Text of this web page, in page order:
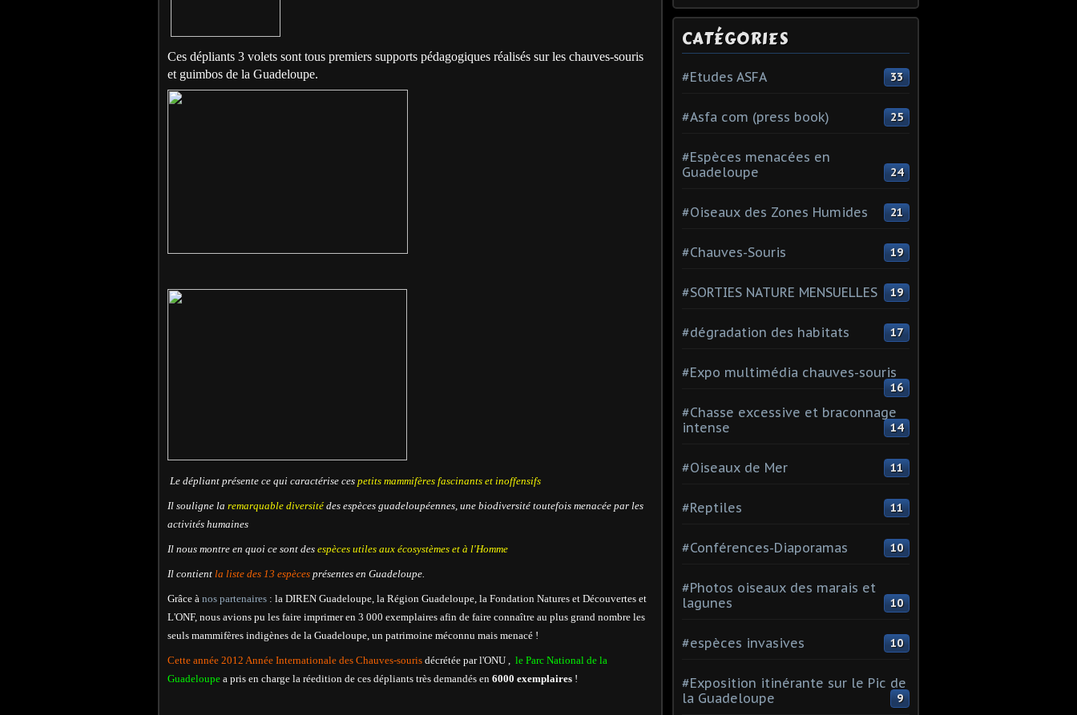
Ces dépliants 3 volets sont tous premiers supports pédagogiques réalisés sur les chauves-souris
et guimbos de la Guadeloupe.
Le dépliant présente ce qui caractérise ces petits mammifères fascinants et inoffensifs
Il souligne la remarquable diversité des espèces guadeloupéennes, une biodiversité toutefois menacée par les
activités humaines
Il nous montre en quoi ce sont des espèces utiles aux écosystèmes et à l'Homme
Il contient la liste des 13 espèces présentes en Guadeloupe.
Grâce à nos partenaires : la DIREN Guadeloupe, la Région Guadeloupe, la Fondation Natures et Découvertes et
L'ONF, nous avions pu les faire imprimer en 3 000 exemplaires afin de faire connaître au plus grand nombre les
seuls mammifères indigènes de la Guadeloupe, un patrimoine méconnu mais menacé !
Cette année 2012 Année Internationale des Chauves-souris décrétée par l'ONU , le Parc National de la
Guadeloupe a pris en charge la réedition de ces dépliants très demandés en 6000 exemplaires !
CATÉGORIES
#Etudes ASFA 33
#Asfa com (press book) 25
#Espèces menacées en
Guadeloupe
24
#Oiseaux des Zones Humides 21
#Chauves-Souris 19
#SORTIES NATURE MENSUELLES 19
#dégradation des habitats 17
#Expo multimédia chauves-souris
16
#Chasse excessive et braconnage
intense
14
#Oiseaux de Mer 11
#Reptiles 11
#Conférences-Diaporamas 10
#Photos oiseaux des marais et
lagunes
10
#espèces invasives 10
#Exposition itinérante sur le Pic de
la Guadeloupe
9